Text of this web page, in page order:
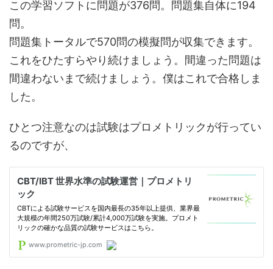
この学習ソフトに問題が376問。問題集自体に194
問。
問題集トータルで570問の模擬問が収集できます。
これをひたすらやり続けましょう。間違った問題は
間違わないまで続けましょう。僕はこれで合格しま
した。
ひとつ注意なのは試験はプロメトリックが行ってい
るのですが、